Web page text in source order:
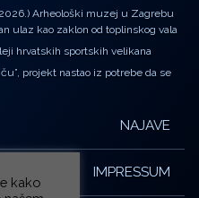
Arheološki muzej u Zagrebu
ulaz kao zaklon od toplinskog vala
hrvatskih sportskih velikana
projekt nastao iz potrebe da se
NAJAVE
IMPRESSUM
kako